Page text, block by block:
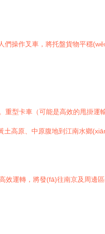
操作叉車，將托盤貨物平穩
型卡車（可能是高效的甩掛運
高原、中原腹地到江南水鄉
效運轉，將發(fā)往南京及周邊